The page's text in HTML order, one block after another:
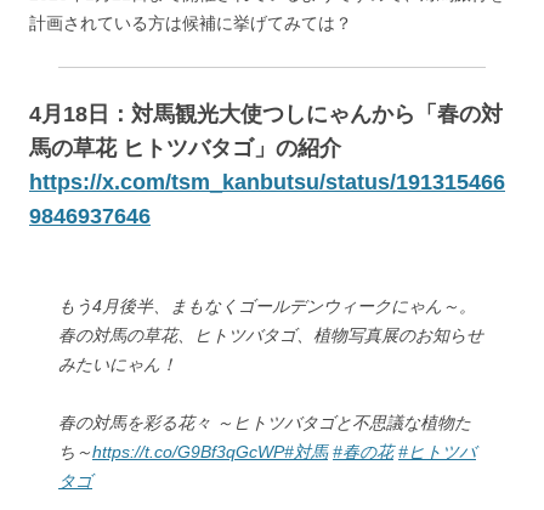
計画されている方は候補に挙げてみては？
4月18日：対馬観光大使つしにゃんから「春の対
馬の草花 ヒトツバタゴ」の紹介
https://x.com/tsm_kanbutsu/status/191315466
9846937646
もう4月後半、まもなくゴールデンウィークにゃん～。
春の対馬の草花、ヒトツバタゴ、植物写真展のお知らせ
みたいにゃん！
春の対馬を彩る花々 ～ヒトツバタゴと不思議な植物た
ち～https://t.co/G9Bf3qGcWP#対馬 #春の花 #ヒトツバ
タゴ